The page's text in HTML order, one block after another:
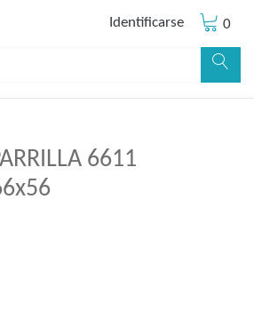
Identificarse 0
6611